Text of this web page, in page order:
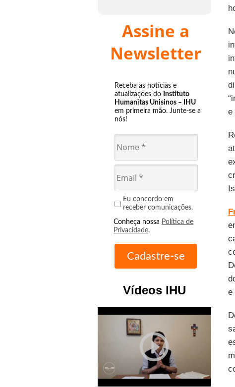
Assine a
Newsletter
Receba as notícias e
atualizações do Instituto
Humanitas Unisinos – IHU
em primeira mão. Junte-se a
nós!
Eu concordo em
receber comunicações.
Conheça nossa Política de
Privacidade.
Vídeos IHU
play_circle_outline
e
e